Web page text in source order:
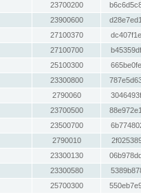
23700200
23900600
27100370
27100700
25100300
23300800
2790060
23700500
23500700
2790010
23300130
23300580
25700300